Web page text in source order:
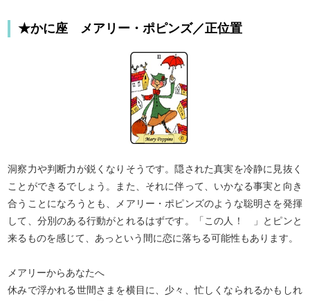
手に入れてくださいね。
★かに座 メアリー・ポピンズ／正位置
洞察力や判断力が鋭くなりそうです。隠された真実を冷静に見抜く
ことができるでしょう。また、それに伴って、いかなる事実と向き
合うことになろうとも、メアリー・ポピンズのような聡明さを発揮
して、分別のある行動がとれるはずです。「この人！ 」とピンと
来るものを感じて、あっという間に恋に落ちる可能性もあります。
メアリーからあなたへ
休みで浮かれる世間さまを横目に、少々、忙しくなられるかもしれ